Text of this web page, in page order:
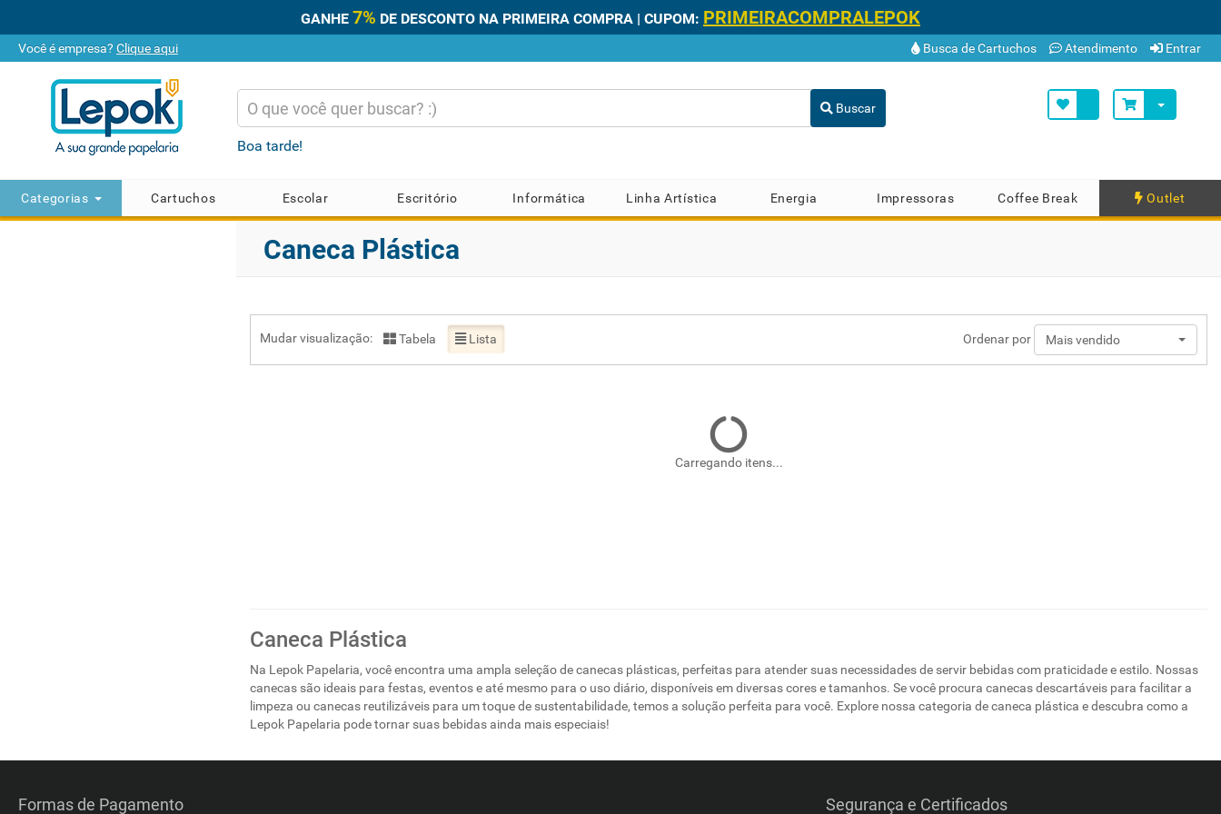
GANHE 7% DE DESCONTO NA PRIMEIRA COMPRA | CUPOM: PRIMEIRACOMPRALEPOK
Você é empresa? Clique aqui Busca de Cartuchos Atendimento Entrar
Buscar
Boa tarde!
Categorias Cartuchos Escolar Escritório Informática Linha Artística Energia Impressoras Coffee Break Outlet
Caneca Plástica
Mudar visualização: Tabela Lista Ordenar por Mais vendido
Carregando itens...
Caneca Plástica
Na Lepok Papelaria, você encontra uma ampla seleção de canecas plásticas, perfeitas para atender suas necessidades de servir bebidas com praticidade e estilo. Nossas
canecas são ideais para festas, eventos e até mesmo para o uso diário, disponíveis em diversas cores e tamanhos. Se você procura canecas descartáveis para facilitar a
limpeza ou canecas reutilizáveis para um toque de sustentabilidade, temos a solução perfeita para você. Explore nossa categoria de caneca plástica e descubra como a
Lepok Papelaria pode tornar suas bebidas ainda mais especiais!
Formas de Pagamento Segurança e Certificados